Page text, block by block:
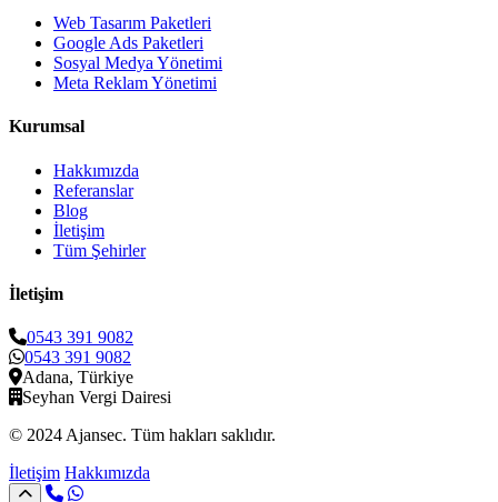
Web Tasarım Paketleri
Google Ads Paketleri
Sosyal Medya Yönetimi
Meta Reklam Yönetimi
Kurumsal
Hakkımızda
Referanslar
Blog
İletişim
Tüm Şehirler
İletişim
0543 391 9082
0543 391 9082
Adana, Türkiye
Seyhan Vergi Dairesi
© 2024 Ajansec. Tüm hakları saklıdır.
İletişim Hakkımızda